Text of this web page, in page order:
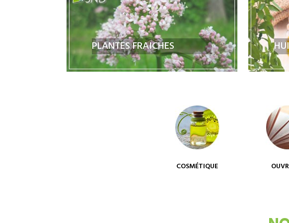
PLANTES FRAICHES
COSMÉTIQUE